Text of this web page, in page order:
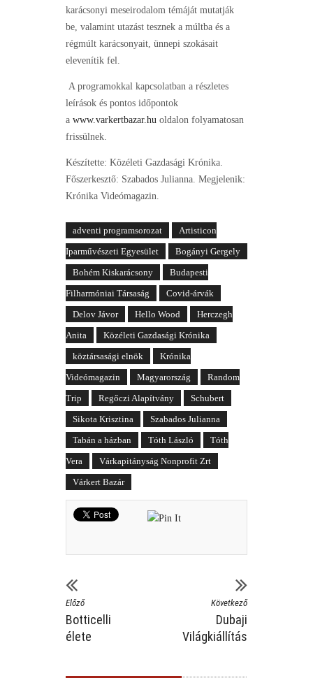
karácsonyi meseirodalom témáját mutatják
be, valamint utazást tesznek a múltba és a
régmúlt karácsonyait, ünnepi szokásait
elevenítik fel.
A programokkal kapcsolatban a részletes
leírások és pontos időpontok
a www.varkertbazar.hu oldalon folyamatosan
frissülnek.
Készítette: Közéleti Gazdasági Krónika.
Főszerkesztő: Szabados Julianna. Megjelenik:
Krónika Videómagazin.
adventi programsorozat
Artisticon
Iparművészeti Egyesület
Bogányi Gergely
Bohém Kiskarácsony
Budapesti
Filharmóniai Társaság
Covid-árvák
Delov Jávor
Hello Wood
Herczegh
Anita
Közéleti Gazdasági Krónika
köztársasági elnök
Krónika
Videómagazin
Magyarország
Random
Trip
Regőczi Alapítvány
Schubert
Sikota Krisztina
Szabados Julianna
Tabán a házban
Tóth László
Tóth
Vera
Várkapitányság Nonprofit Zrt
Várkert Bazár
Előző
Botticelli
élete
Következő
Dubaji
Világkiállítás